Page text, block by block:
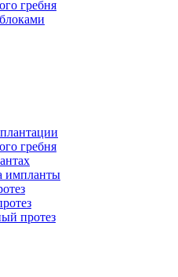
гребня
гребня
импланты
протез